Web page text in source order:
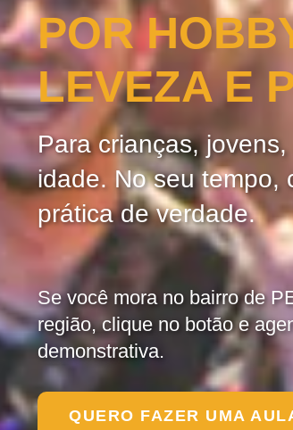
POR
LEVEZA E
Para crianças,
idade. No seu tempo,
prática de verdade.
Se você mora no bairro de
região, clique no botão e
demonstrativa.
QUERO FAZER UMA